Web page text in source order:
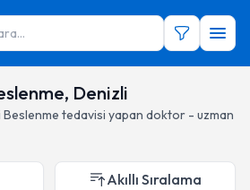
Denizli
tedavisi yapan doktor - uzman
Akıllı Sıralama